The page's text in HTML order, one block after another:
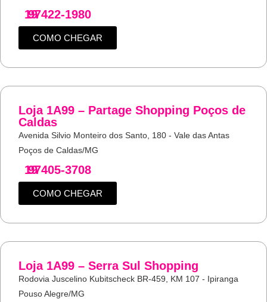
19
97422-1980
COMO CHEGAR
Loja 1A99 – Partage Shopping Poços de
Caldas
Avenida Silvio Monteiro dos Santo, 180 - Vale das Antas
Poços de Caldas/MG
19
97405-3708
COMO CHEGAR
Loja 1A99 – Serra Sul Shopping
Rodovia Juscelino Kubitscheck BR-459, KM 107 - Ipiranga
Pouso Alegre/MG